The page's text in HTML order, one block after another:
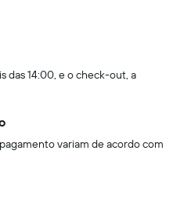
das 14:00, e o check-out, a
variam de acordo com